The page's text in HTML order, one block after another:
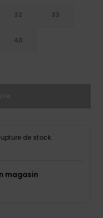
32 33
40
de stock.
magasin